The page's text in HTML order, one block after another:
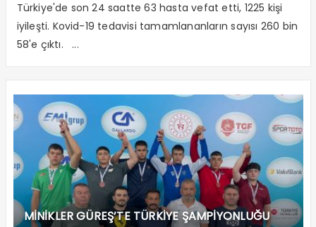
Türkiye'de son 24 saatte 63 hasta vefat etti, 1225 kişi
iyileşti. Kovid-19 tedavisi tamamlananların sayısı 260 bin
58'e çıktı. ...
MİNİKLER GÜREŞ’TE TÜRKİYE ŞAMPİYONLUĞU